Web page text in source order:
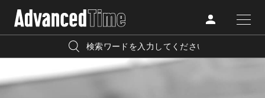
CATEGORY
AdvancedClub
人気の検索キーワード